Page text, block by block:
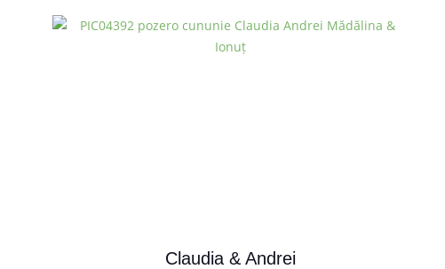
Claudia & Andrei